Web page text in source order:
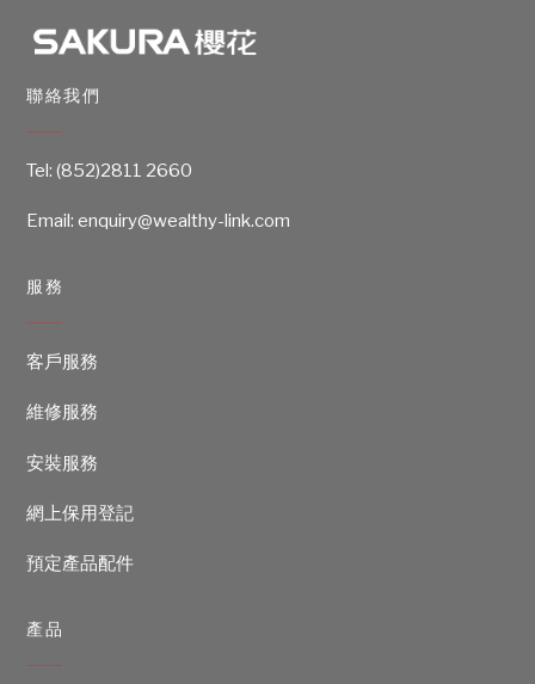
聯絡我們
Tel:(852)2811 2660
Email: enquiry@wealthy-link.com
服務
客戶服務
維修服務
安裝服務
網上保用登記
預定產品配件
產品